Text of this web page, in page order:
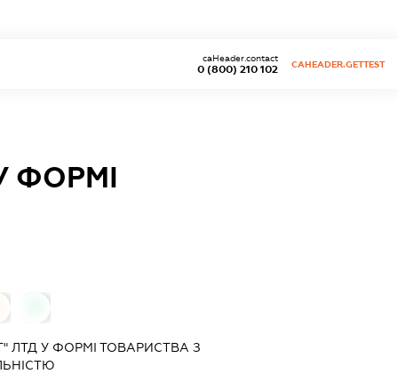
0 (800) 210 102
caHeader.contact
CAHEADER.GETTEST
ФОРМІ
ЛТД У ФОРМІ ТОВАРИСТВА З